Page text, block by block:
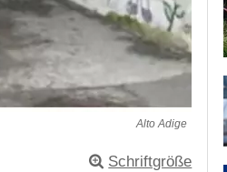
Alto Adige
Schriftgröße